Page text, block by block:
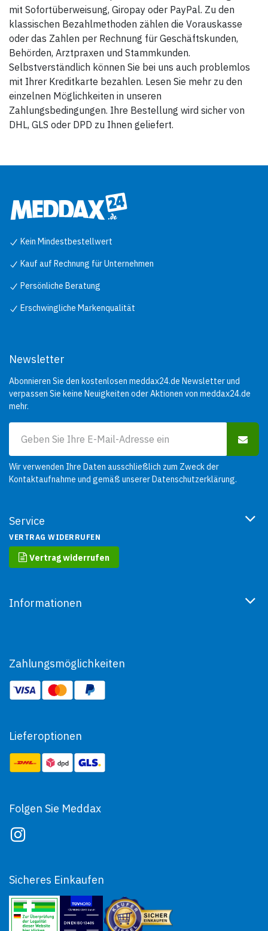
mit Sofortüberweisung, Giropay oder PayPal. Zu den
klassischen Bezahlmethoden zählen die Vorauskasse
oder das Zahlen per Rechnung für Geschäftskunden,
Behörden, Arztpraxen und Stammkunden.
Selbstverständlich können Sie bei uns auch problemlos
mit Ihrer Kreditkarte bezahlen. Lesen Sie mehr zu den
einzelnen Möglichkeiten in unseren
Zahlungsbedingungen. Ihre Bestellung wird sicher von
DHL, GLS oder DPD zu Ihnen geliefert.
Kein Mindestbestellwert
Kauf auf Rechnung für Unternehmen
Persönliche Beratung
Erschwingliche Markenqualität
Service
VERTRAG WIDERRUFEN
Vertrag widerrufen
Informationen
Newsletter
Abonnieren Sie den kostenlosen meddax24.de Newsletter und
verpassen Sie keine Neuigkeiten oder Aktionen von meddax24.de
mehr.
Wir verwenden Ihre Daten ausschließlich zum Zweck der
Kontaktaufnahme und gemäß unsererDatenschutzerklärung.
Zahlungsmöglichkeiten
Lieferoptionen
Folgen Sie Meddax
Sicheres Einkaufen